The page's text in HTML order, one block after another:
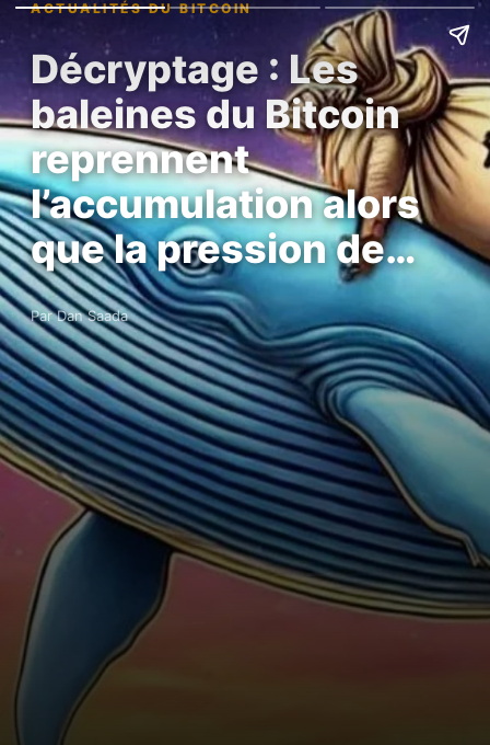
ACTUALITÉS DU BITCOIN
Décryptage : Les
baleines du Bitcoin
reprennent
l’accumulation alors
que la pression de…
Par Dan Saada